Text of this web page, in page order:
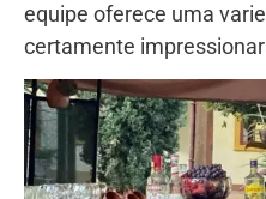
equipe oferece uma
certamente